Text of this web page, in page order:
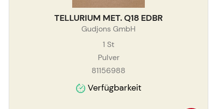
TELLURIUM MET. Q18 EDBR
Gudjons GmbH
1 St
Pulver
81156988
Verfügbarkeit